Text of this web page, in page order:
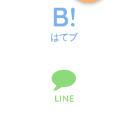
はてブ
LINE